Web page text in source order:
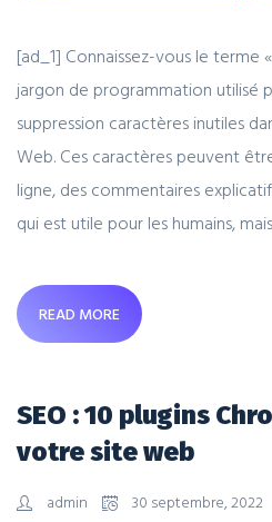
[ad_1] Connaissez-vous le terme
jargon de programmation utilisé
suppression caractères inutiles
Web. Ces caractères peuvent
ligne, des commentaires
qui est utile pour les humains,
READ MORE
SEO : 10 plugins
votre site web
admin 30 septembre, 2022